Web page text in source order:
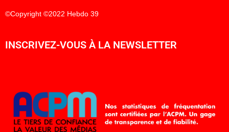
©Copyright ©2022 Hebdo 39
INSCRIVEZ-VOUS À LA NEWSLETTER